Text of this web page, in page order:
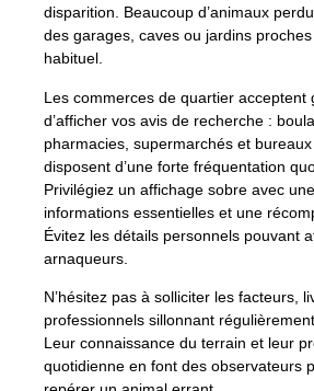
disparition. Beaucoup d’animaux
des garages, caves ou jardins
habituel.
Les commerces de quartier acceptent
d’afficher vos avis de recherche :
pharmacies, supermarchés et
disposent d’une forte fréquentation
Privilégiez un affichage sobre avec
informations essentielles et une
Évitez les détails personnels pouvant
arnaqueurs.
N’hésitez pas à solliciter les facteurs,
professionnels sillonnant
Leur connaissance du terrain et leur
quotidienne en font des observateurs